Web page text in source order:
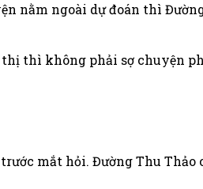
nằm ngoài dự đoán thì
thị thì không phải sợ chuyện
mắt hỏi. Đường Thu